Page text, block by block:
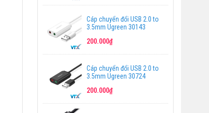
Cáp chuyển đổi USB 2.0 to
3.5mm Ugreen 30143
200.000₫
Cáp chuyển đổi USB 2.0 to
3.5mm Ugreen 30724
200.000₫